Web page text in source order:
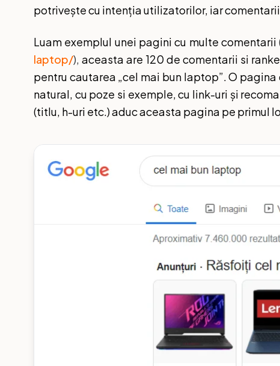
potrivește cu intenția utilizatorilor, iar
Luam exemplul unei pagini cu multe comentarii
laptop/),aceasta are 120 de comentarii si
pentru cautarea „cel mai bun laptop”. O
natural, cu poze si exemple, cu link-uri și
(titlu, h-uri etc.) aduc aceasta pagina pe primul